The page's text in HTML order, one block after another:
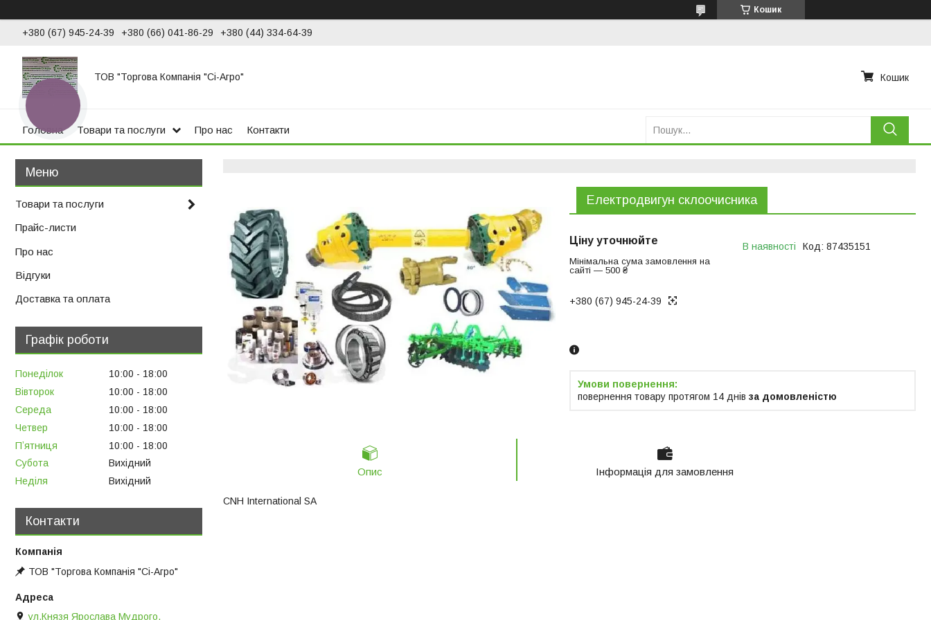
Кошик
+380 (67) 945-24-39 +380 (66) 041-86-29 +380 (44) 334-64-39
ТОВ "Торгова Компанія "Сі-Агро" Кошик
Головна Товари та послуги Про нас Контакти
Електродвигун склоочисника
Ціну уточнюйте
Мінімальна сума замовлення на
сайті — 500 ₴
В наявності Код: 87435151
+380 (67) 945-24-39
повернення товару протягом 14 днів за домовленістю
Опис Інформація для замовлення
CNH International SA
Товари та послуги
Прайс-листи
Про нас
Відгуки
Доставка та оплата
Графік роботи
Понеділок 10:00
18:00
Вівторок
10:00
18:00
Середа
10:00
18:00
Четвер
10:00
18:00
Пʼятниця
10:00
18:00
Субота
Вихідний
Неділя
Вихідний
Контакти
ТОВ "Торгова Компанія "Сі-Агро"
ул.Князя Ярослава Мудрого,